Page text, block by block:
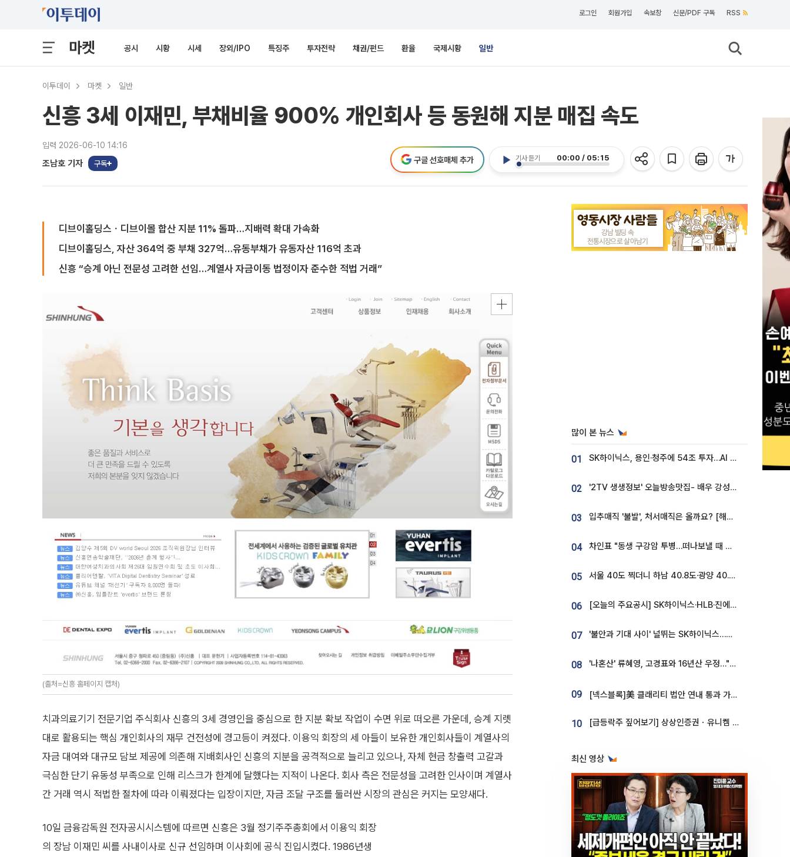
로그인 회원가입 속보창 신문/PDF 구독 RSS
마켓 공시 시황 시세 장외/IPO 특징주 투자전략 채권/펀드 환율 국제시황 일반
이투데이 마켓 일반
신흥 3세 이재민, 부채비율 900% 개인회사 등 동원해 지분 매집 속도
입력 2026-06-10 14:16
조남호 기자 구독
기사 듣기 00:00 / 05:15
구글 선호매체 추가
디브이홀딩스ㆍ디브이몰 합산 지분 11% 돌파…지배력 확대 가속화
디브이홀딩스, 자산 364억 중 부채 327억…유동부채가 유동자산 116억 초과
신흥 “승계 아닌 전문성 고려한 선임…계열사 자금이동 법정이자 준수한 적법 거래”
(출처=신흥 홈페이지 캡처)
치과의료기기 전문기업 주식회사 신흥의 3세 경영인을 중심으로 한 지분 확보 작업이 수면 위로 떠오른 가운데, 승계 지렛
대로 활용되는 핵심 개인회사의 재무 건전성에 경고등이 켜졌다. 이용익 회장의 세 아들이 보유한 개인회사들이 계열사의
자금 대여와 대규모 담보 제공에 의존해 지배회사인 신흥의 지분을 공격적으로 늘리고 있으나, 자체 현금 창출력 고갈과
극심한 단기 유동성 부족으로 인해 리스크가 한계에 달했다는 지적이 나온다. 회사 측은 전문성을 고려한 인사이며 계열사
간 거래 역시 적법한 절차에 따라 이뤄졌다는 입장이지만, 자금 조달 구조를 둘러싼 시장의 관심은 커지는 모양새다.
10일 금융감독원 전자공시시스템에 따르면 신흥은 3월 정기주주총회에서 이용익 회장
의 장남 이재민 씨를 사내이사로 신규 선임하며 이사회에 공식 진입시켰다. 1986년생
많이 본 뉴스
01 SK하이닉스, 용인·청주에 54조 투자…AI 메모리 생산기지 키운다
02 '2TV 생생정보' 오늘방송맛집- 배우 강성진 단골! 쌀국수ㆍ푸팟퐁 커리 맛집 '블○○○'
03 입추매직 '불발', 처서매직은 올까요? [해시태그]
04 차인표 "동생 구강암 투병…떠나보낼 때 가장 힘들었다”
05 서울 40도 찍더니 하남 40.8도·광양 40.2도…전국 '펄펄'
06 [오늘의 주요공시] SK하이닉스·HLB·진에어·포스코홀딩스·네이버·대우건설 등
07 '불안과 기대 사이' 널뛰는 SK하이닉스…증권가 "HBM4·LTA 기반 펀터멘털 견고"
08 '나혼산' 류혜영, 고경표와 16년산 우정…"자취방서 부모님과 마주쳐"
09 [넥스블록]美 클래리티 법안 연내 통과 가능성 13%…상원 문턱서 제동
10 [급등락주 짚어보기] 상상인증권ㆍ유니켐 2연속, 본느 6연속 ‘상한가’⋯M&A 훈풍 분 증시
최신 영상